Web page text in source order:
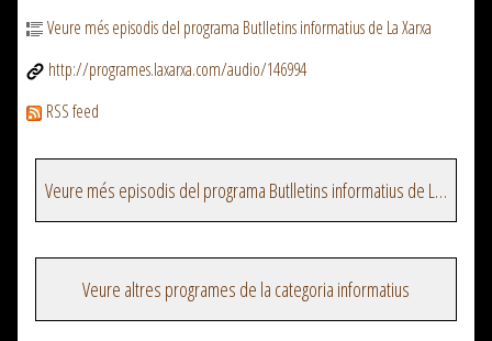
Veure més episodis del programa Butlletins informatius de La Xarxa
http://programes.laxarxa.com/audio/146994
RSS feed
Veure més episodis del programa Butlletins informatius de La Xarxa
Veure altres programes de la categoria informatius